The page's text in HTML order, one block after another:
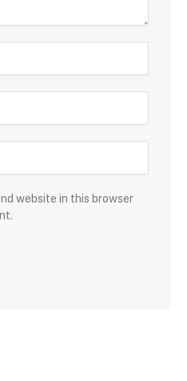
website in this browser